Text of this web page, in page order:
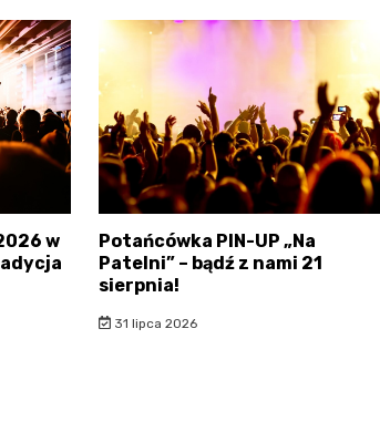
w
Potańcówka PIN-UP „Na
Patelni” – bądź z nami 21
sierpnia!
31 lipca 2026